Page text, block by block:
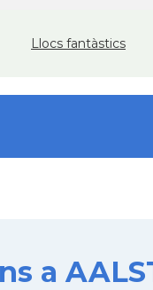
Llocs fantàstics
a